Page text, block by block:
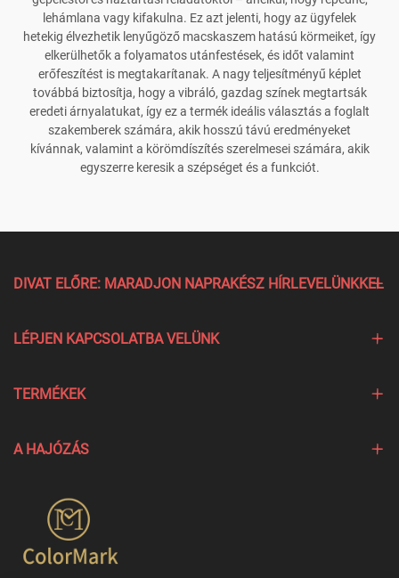
lehámlana vagy kifakulna. Ez azt jelenti, hogy az ügyfelek
hetekig élvezhetik lenyűgöző macskaszem hatású körmeiket, így
elkerülhetők a folyamatos utánfestések, és időt valamint
erőfeszítést is megtakarítanak. A nagy teljesítményű képlet
továbbá biztosítja, hogy a vibráló, gazdag színek megtartsák
eredeti árnyalatukat, így ez a termék ideális választás a foglalt
szakemberek számára, akik hosszú távú eredményeket
kívánnak, valamint a körömdíszítés szerelmesei számára, akik
egyszerre keresik a szépséget és a funkciót.
DIVAT ELŐRE: MARADJON NAPRAKÉSZ HÍRLEVELÜNKKEL
LÉPJEN KAPCSOLATBA VELÜNK
TERMÉKEK
A HAJÓZÁS